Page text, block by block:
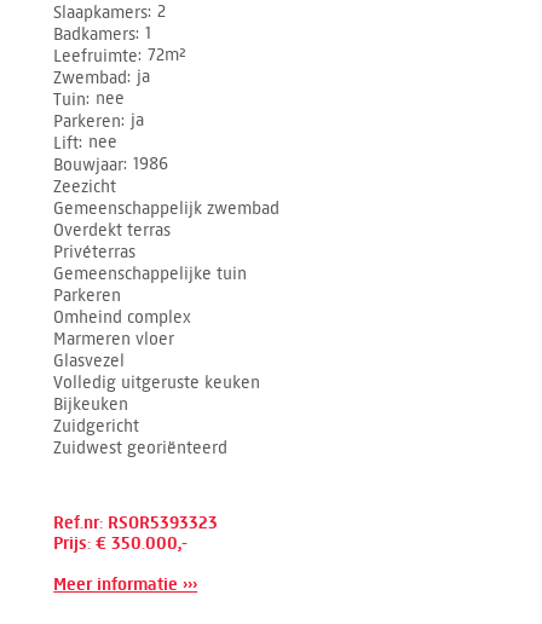
Slaapkamers 2
Badkamers 1
Leefruimte 72m²
Zwembad ja
Tuin nee
Parkeren ja
Lift nee
Bouwjaar 1986
Zeezicht
Gemeenschappelijk zwembad
Overdekt terras
Privéterras
Gemeenschappelijke tuin
Parkeren
Omheind complex
Marmeren vloer
Glasvezel
Volledig uitgeruste keuken
Bijkeuken
Zuidgericht
Zuidwest georiënteerd
Ref.nr: RSOR5393323
Prijs: € 350.000,-
Meer informatie ›››